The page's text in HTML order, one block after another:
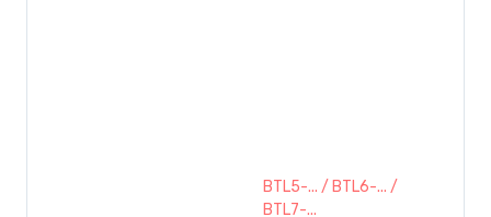
BTL5-... / BTL6-... /
BTL7-...